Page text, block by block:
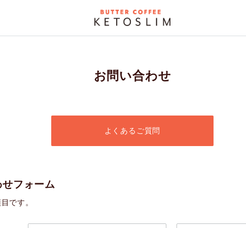
お問い合わせ
よくあるご質問
フォーム
です。